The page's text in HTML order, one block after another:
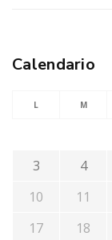
Calendario
L M
3
4
10
11
17
18